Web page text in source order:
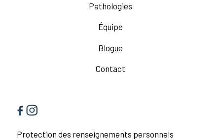
Pathologies
Équipe
Blogue
Contact
Protection des renseignements personnels